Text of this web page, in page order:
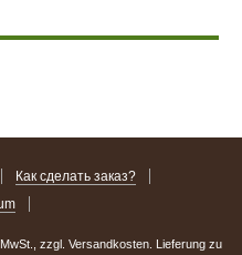
Как сделать заказ?
zzgl. Versandkosten. Lieferung zu